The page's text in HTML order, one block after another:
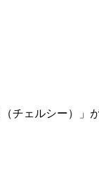
チェルシー）」